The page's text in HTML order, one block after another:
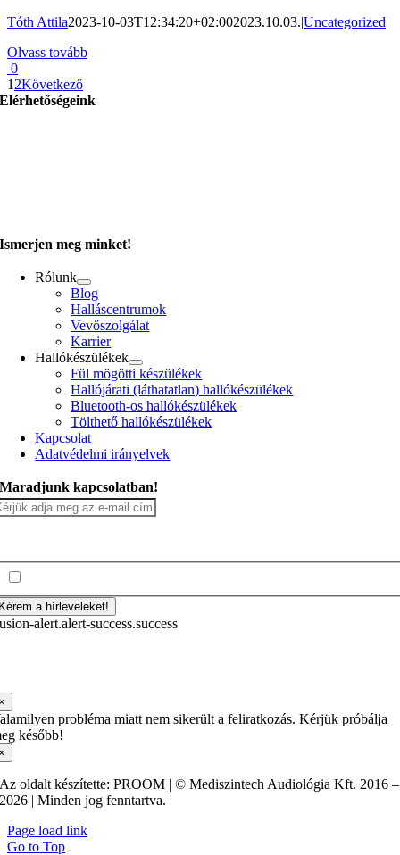
Tóth Attila2023-10-03T12:34:20+02:002023.10.03.|Uncategorized|
Olvass tovább
0
1 2Következő
Elérhetőségeink
Ismerjen meg minket!
Rólunk
Blog
Halláscentrumok
Vevőszolgálat
Karrier
Hallókészülékek
Fül mögötti készülékek
Hallójárati (láthatatlan) hallókészülékek
Bluetooth-os hallókészülékek
Tölthető hallókészülékek
Kapcsolat
Adatvédelmi irányelvek
Maradjunk kapcsolatban!
a hírleveleket!
alert.alert-success.success
probléma miatt nem sikerült a feliratkozás. Kérjük próbálja
később!
Az oldalt készítette: PROOM | © Mediszintech Audiológia Kft. 2016 –
2026 | Minden jog fenntartva.
Page load link
Go to Top